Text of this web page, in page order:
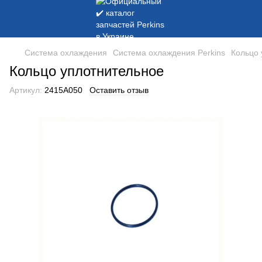
Система охлаждения Система охлаждения Perkins Кольцо
Кольцо уплотнительное
Артикул: 2415A050 Оставить отзыв